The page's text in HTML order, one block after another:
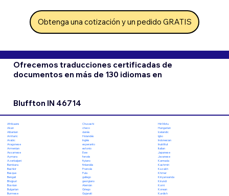
Obtenga una cotización y un pedido GRATIS
Ofrecemos traducciones certificadas de
documentos en más de 130 idiomas en
Bluffton IN 46714
Afrikaans
Akan
Albanian
Amharic
Arabic
Aragonese
Armenian
Assamese
Aymara
Azerbaijani
Bambara
Bashkir
Basque
Bengali
Bhojpuri
Bosnian
Bulgarian
Burmese
Chuvashi
checo
danés
Holandés
Inglés
esperanto
estonio
Ewe
feroés
fiyiano
finlandés
Francés
Fula
gallego
georgiano
Alemán
Griego
Gujarati
Hiri Motu
Hungarian
Icelandic
Igbo
Indonesian
Inuktitut
Italian
Japanese
Javanese
Kannada
Kashmiri
Kazakh
Khmer
Kinyarwanda
Kirundi
Komi
Korean
Kurdish